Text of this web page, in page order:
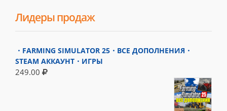
Лидеры продаж
・FARMING SIMULATOR 25・ВСЕ ДОПОЛНЕНИЯ・
STEAM АККАУНТ・ИГРЫ
249.00